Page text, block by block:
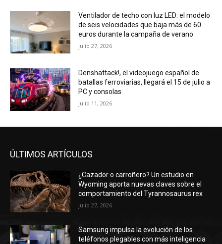
Ventilador de techo con luz LED: el modelo
de seis velocidades que baja más de 60
euros durante la campaña de verano
julio 27, 2026
Denshattack!, el videojuego español de
batallas ferroviarias, llegará el 15 de julio a
PC y consolas
julio 11, 2026
ÚLTIMOS ARTÍCULOS
¿Cazador o carroñero? Un estudio en
Wyoming aporta nuevas claves sobre el
comportamiento del Tyrannosaurus rex
julio 27, 2026
Samsung impulsa la evolución de los
teléfonos plegables con más inteligencia